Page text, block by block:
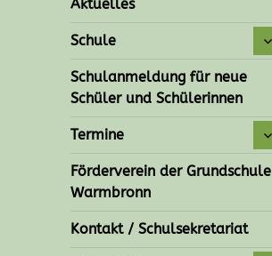
Aktuelles
Schule
Schulanmeldung für neue
Schüler und Schülerinnen
Termine
Förderverein der Grundschule
Warmbronn
Kontakt / Schulsekretariat